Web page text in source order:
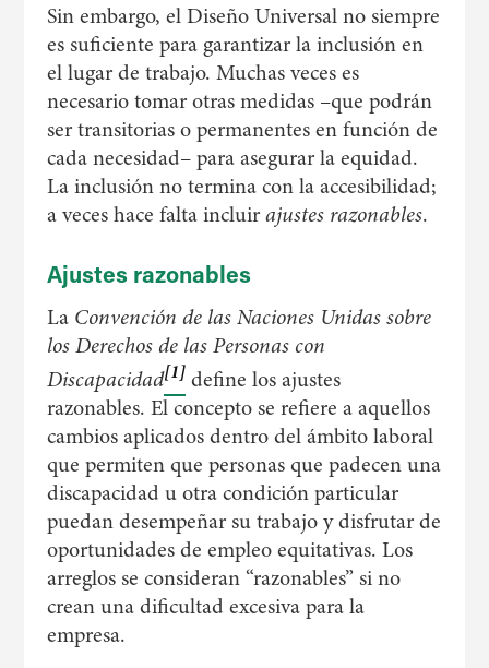
Sin embargo, el Diseño Universal no siempre
es suficiente para garantizar la inclusión en
el lugar de trabajo. Muchas veces es
necesario tomar otras medidas –que podrán
ser transitorias o permanentes en función de
cada necesidad– para asegurar la equidad.
La inclusión no termina con la accesibilidad;
a veces hace falta incluirajustes razonables.
Ajustes razonables
La Convención de las Naciones Unidas sobre
los Derechos de las Personas con
Discapacidad[1] define los ajustes
razonables. El concepto se refiere a aquellos
cambios aplicados dentro del ámbito laboral
que permiten que personas que padecen una
discapacidad u otra condición particular
puedan desempeñar su trabajo y disfrutar de
oportunidades de empleo equitativas. Los
arreglos se consideran “razonables” si no
crean una dificultad excesiva para la
empresa.